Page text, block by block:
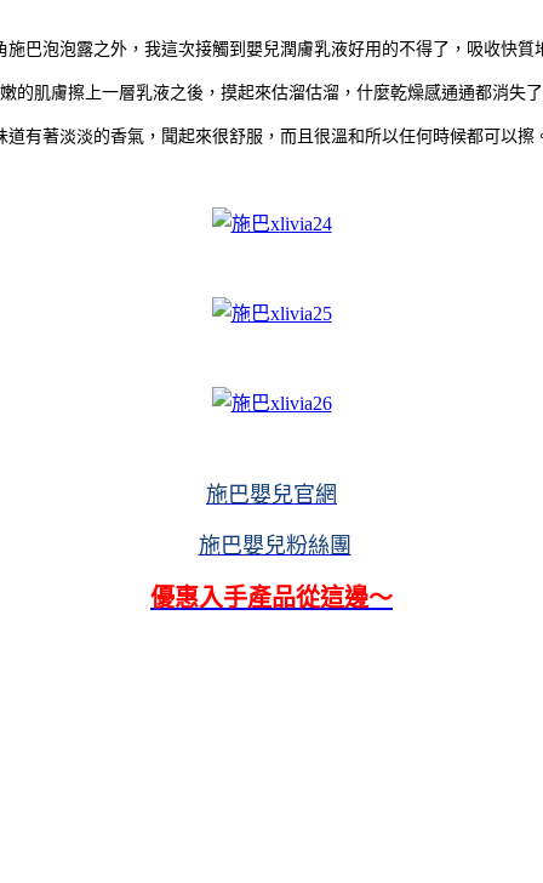
施巴泡泡露之外，我這次接觸到嬰兒潤膚乳液好用的不得了，吸收快質
的肌膚擦上一層乳液之後，摸起來估溜估溜，什麼乾燥感通通都消失了
道有著淡淡的香氣，聞起來很舒服，而且很溫和所以任何時候都可以擦
施巴嬰兒官網
施巴嬰兒粉絲團
優惠入手產品從這邊～